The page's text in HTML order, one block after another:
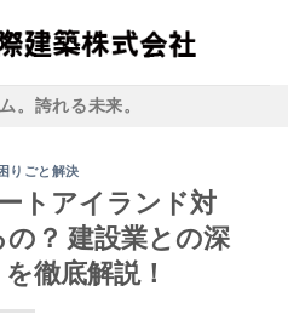
。誇れる未来。
りごと解決
トアイランド対
？ 建設業との深
徹底解説！